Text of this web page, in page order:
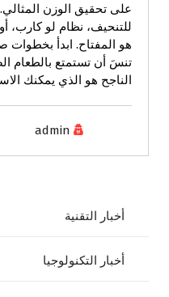
على تحقيق الوزن
للتنحيف، نظام لو كارب،
هو المفتاح. ابدأ
تنسَ أن تستمتع بالطعام
الناجح هو الذي يمكنك
admin
أخبار التقنية
أخبار التكنولوجيا